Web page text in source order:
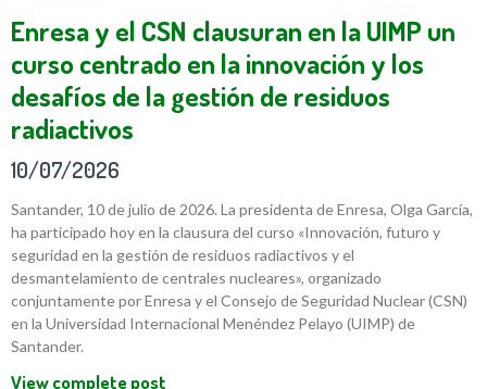
Enresa y el CSN clausuran en la UIMP un
curso centrado en la innovación y los
desafíos de la gestión de residuos
radiactivos
10/07/2026
Santander, 10 de julio de 2026. La presidenta de Enresa, Olga García,
ha participado hoy en la clausura del curso «Innovación, futuro y
seguridad en la gestión de residuos radiactivos y el
desmantelamiento de centrales nucleares», organizado
conjuntamente por Enresa y el Consejo de Seguridad Nuclear (CSN)
en la Universidad Internacional Menéndez Pelayo (UIMP) de
Santander.
View complete post